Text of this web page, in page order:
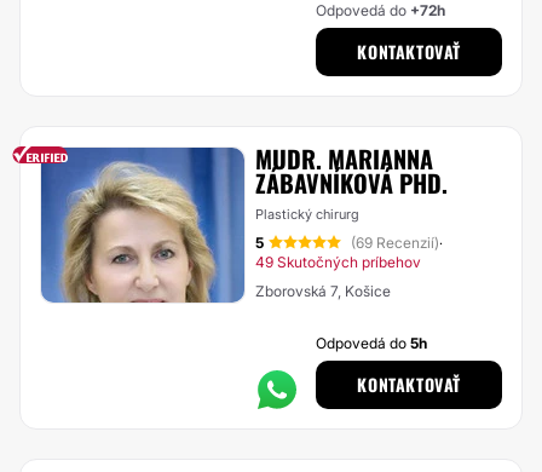
Odpovedá do +72h
KONTAKTOVAŤ
MUDR. MARIANNA
ZÁBAVNÍKOVÁ PHD.
Plastický chirurg
5 (69 Recenzií)·
49 Skutočných príbehov
Zborovská 7, Košice
Odpovedá do5h
KONTAKTOVAŤ